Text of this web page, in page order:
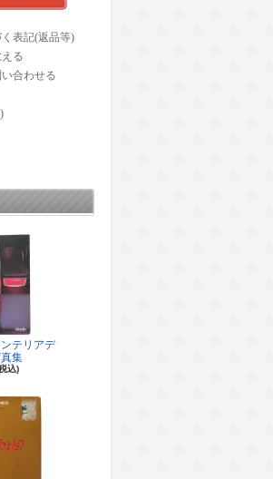
表記(返品等)
る
合わせる
テリアデ
集
込)